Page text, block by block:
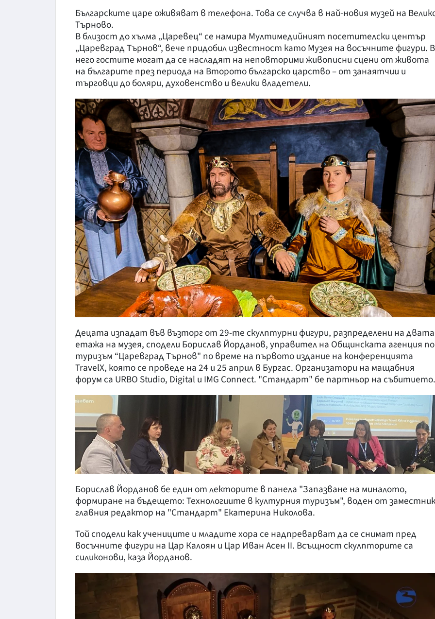
Българските царе оживяват в телефона. Това се случва в най-новия музей на
Търново.
В близост до хълма „Царевец“ се намира Мултимедийният посетителски център
„Царевград Търнов“, вече придобил известност като Музея на восъчните фигури. В
него гостите могат да се насладят на неповторими живописни сцени от живота
на българите през периода на Второто българско царство – от занаятчии и
търговци до боляри, духовенство и велики владетели.
Децата изпадат във възторг от 29-те скулптурни фигури, разпределени на двата
етажа на музея, сподели Борислав Йорданов, управител на Общинската агенция по
туризъм “Царевград Търнов" по време на първото издание на конференцията
TravelX, която се проведе на 24 и 25 април в Бургас. Организатори на мащабния
форум са URBO Studio, Digital и IMG Connect. "Стандарт" бе партньор на събитието.
Борислав Йорданов бе един от лекторите в панела "Запазване на миналото,
формиране на бъдещето: Технологиите в културния туризъм", воден от заместник
главния редактор на "Стандарт" Екатерина Николова.
Той сподели как учениците и младите хора се надпреварват да се снимат пред
восъчните фигури на Цар Калоян и Цар Иван Асен II. Всъщност скулпторите са
силиконови, каза Йорданов.